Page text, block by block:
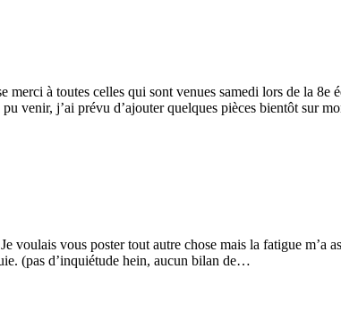
à toutes celles qui sont venues samedi lors de la
venir, j’ai prévu d’ajouter quelques pièces bientôt sur
voulais vous poster tout autre chose mais la fatigue
(pas d’inquiétude hein, aucun bilan de…